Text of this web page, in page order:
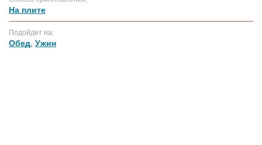
На плите
Подойдет на:
Обед Ужин